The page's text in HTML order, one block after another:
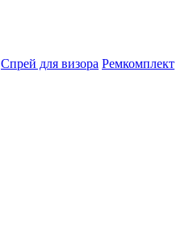
Спрей для визора Ремкомплект